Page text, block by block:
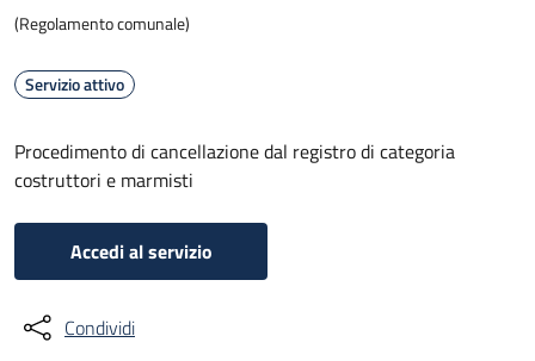
(Regolamento comunale)
Servizio attivo
Procedimento di cancellazione dal registro di categoria
costruttori e marmisti
Accedi al servizio
Condividi